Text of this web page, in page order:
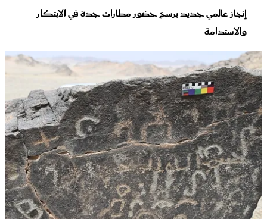
إنجاز عالمي جديد يرسخ حضور مطارات جدة في الابتكار
والاستدامة